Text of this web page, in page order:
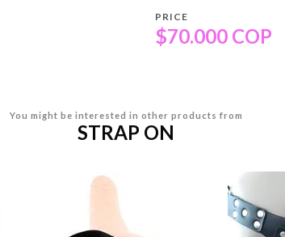
PRICE
$70.000 COP
You might be interested in other products from
STRAP ON